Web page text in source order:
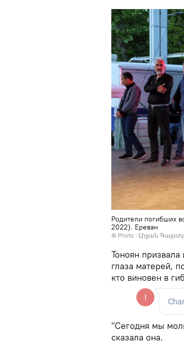
Родители погибших
2022). Еревaн
© Photo : Լիլյան
Тоноян призвала
глаза матерей,
кто виновен в
"Сегодня мы
сказала она.